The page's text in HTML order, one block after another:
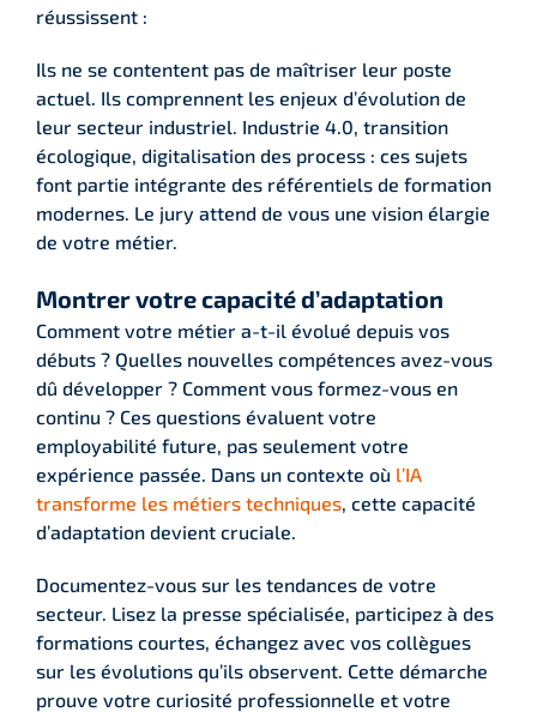
réussissent :
Ils ne se contentent pas de maîtriser leur poste
actuel. Ils comprennent les enjeux d’évolution de
leur secteur industriel. Industrie 4.0, transition
écologique, digitalisation des process : ces sujets
font partie intégrante des référentiels de formation
modernes. Le jury attend de vous une vision élargie
de votre métier.
Montrer votre capacité d’adaptation
Comment votre métier a-t-il évolué depuis vos
débuts ? Quelles nouvelles compétences avez-vous
dû développer ? Comment vous formez-vous en
continu ? Ces questions évaluent votre
employabilité future, pas seulement votre
expérience passée. Dans un contexte où l’IA
transforme les métiers techniques , cette capacité
d’adaptation devient cruciale.
Documentez-vous sur les tendances de votre
secteur. Lisez la presse spécialisée, participez à des
formations courtes, échangez avec vos collègues
sur les évolutions qu’ils observent. Cette démarche
prouve votre curiosité professionnelle et votre